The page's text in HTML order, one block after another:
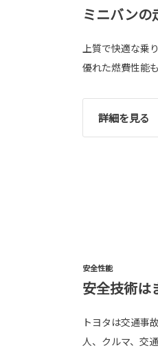
ミニバンの
上質で快適な乗
優れた燃費性能
詳細を見る
安全性能
安全技術は
トヨタは交通事
人、クルマ、交